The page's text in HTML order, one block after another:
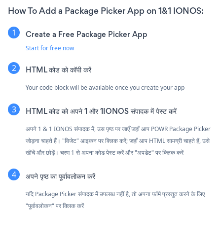
How To Add a Package Picker App on 1&1 IONOS:
Create a Free Package Picker App
Start for free now
HTML कोड को कॉपी करें
Your code block will be available once you create your app
HTML कोड को अपने 1 और 1IONOS संपादक में पेस्ट करें
अपने 1 & 1 IONOS संपादक में, उस पृष्ठ पर जाएँ जहाँ आप POWR Package Picker
जोड़ना चाहते हैं। "विजेट" आइकन पर क्लिक करें; जहाँ आप HTML सामग्री चाहते हैं, उसे
खींचें और छोड़ें। चरण 1 से अपना कोड पेस्ट करें और "अपडेट" पर क्लिक करें
अपने पृष्ठ का पूर्वावलोकन करें
यदि Package Picker संपादक में उपलब्ध नहीं है, तो अपना फ़ॉर्म प्रस्तुत करने के लिए
"पूर्वावलोकन" पर क्लिक करें